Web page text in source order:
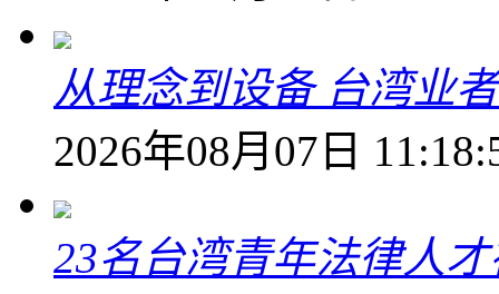
从理念到设备 台湾业
2026年08月07日
23名台湾青年法律人